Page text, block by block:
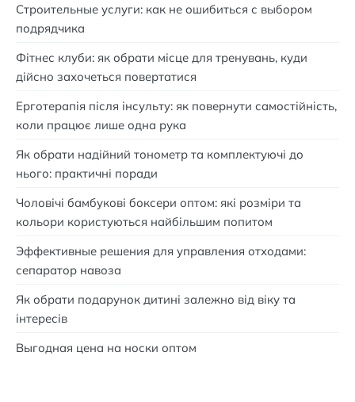
Строительные услуги: как не ошибиться с выбором
подрядчика
Фітнес клуби: як обрати місце для тренувань, куди
дійсно захочеться повертатися
Ерготерапія після інсульту: як повернути самостійність,
коли працює лише одна рука
Як обрати надійний тонометр та комплектуючі до
нього: практичні поради
Чоловічі бамбукові боксери оптом: які розміри та
кольори користуються найбільшим попитом
Эффективные решения для управления отходами:
сепаратор навоза
Як обрати подарунок дитині залежно від віку та
інтересів
Выгодная цена на носки оптом